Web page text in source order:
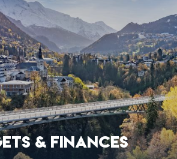
& FINANCES